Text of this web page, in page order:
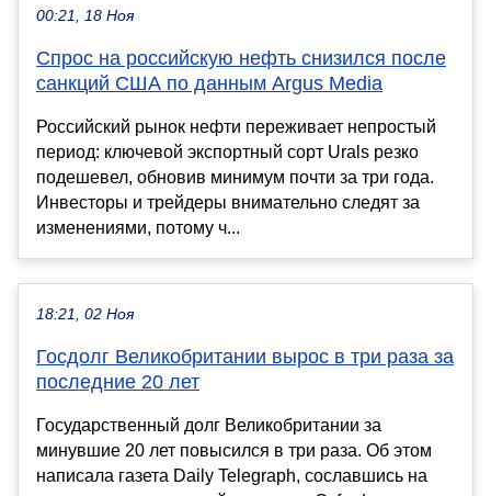
00:21, 18 Ноя
Спрос на российскую нефть снизился после
санкций США по данным Argus Media
Российский рынок нефти переживает непростый
период: ключевой экспортный сорт Urals резко
подешевел, обновив минимум почти за три года.
Инвесторы и трейдеры внимательно следят за
изменениями, потому ч...
18:21, 02 Ноя
Госдолг Великобритании вырос в три раза за
последние 20 лет
Государственный долг Великобритании за
минувшие 20 лет повысился в три раза. Об этом
написала газета Daily Telegraph, сославшись на